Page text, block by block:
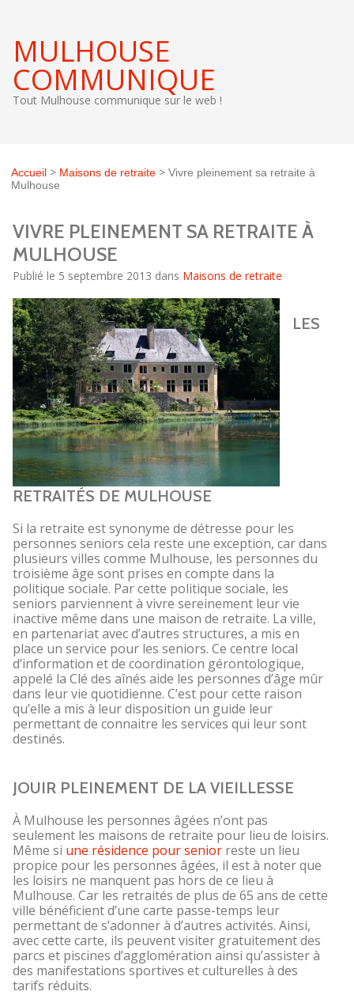
MULHOUSE
COMMUNIQUE
Tout Mulhouse communique sur le web !
Accueil > Maisons de retraite > Vivre pleinement sa retraite à
Mulhouse
VIVRE PLEINEMENT SA RETRAITE À
MULHOUSE
Publié le 5 septembre 2013 dans Maisons de retraite
LES
RETRAITÉS DE MULHOUSE
Si la retraite est synonyme de détresse pour les
personnes seniors cela reste une exception, car dans
plusieurs villes comme Mulhouse, les personnes du
troisième âge sont prises en compte dans la
politique sociale. Par cette politique sociale, les
seniors parviennent à vivre sereinement leur vie
inactive même dans une maison de retraite. La ville,
en partenariat avec d’autres structures, a mis en
place un service pour les seniors. Ce centre local
d’information et de coordination gérontologique,
appelé la Clé des aînés aide les personnes d’âge mûr
dans leur vie quotidienne. C’est pour cette raison
qu’elle a mis à leur disposition un guide leur
permettant de connaitre les services qui leur sont
destinés.
JOUIR PLEINEMENT DE LA VIEILLESSE
À Mulhouse les personnes âgées n’ont pas
seulement les maisons de retraite pour lieu de loisirs.
Même si une résidence pour senior reste un lieu
propice pour les personnes âgées, il est à noter que
les loisirs ne manquent pas hors de ce lieu à
Mulhouse. Car les retraités de plus de 65 ans de cette
ville bénéficient d’une carte passe-temps leur
permettant de s’adonner à d’autres activités. Ainsi,
avec cette carte, ils peuvent visiter gratuitement des
parcs et piscines d’agglomération ainsi qu’assister à
des manifestations sportives et culturelles à des
tarifs réduits.